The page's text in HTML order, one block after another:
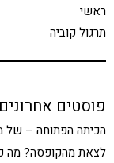
ראשי
תרגול קוביה
פוסטים אחרונים
הכיתה הפתוחה – של
לצאת מהקופסה? מה